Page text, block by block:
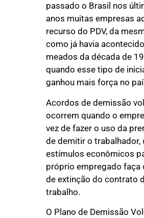
passado o Brasil nos
anos muitas empresas
recurso do PDV, da
como já havia
meados da década de
quando esse tipo de
ganhou mais força no
Acordos de demissão
ocorrem quando o
vez de fazer o uso da
de demitir o trabalhador,
estímulos econômicos
próprio empregado faça
de extinção do contrato
trabalho.
O Plano de Demissão